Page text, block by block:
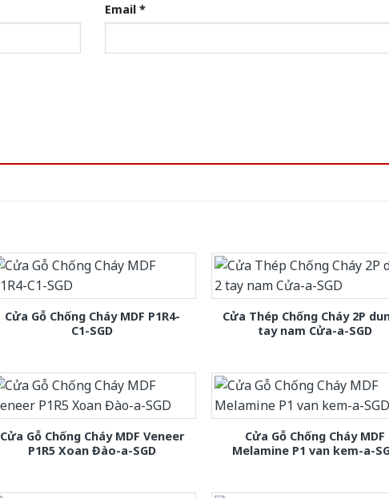
Email *
Cửa Gỗ Chống Cháy MDF P1R4-
C1-SGD
Cửa Thép Chống Cháy 2P
tay nam Cửa-a-SGD
Cửa Gỗ Chống Cháy MDF Veneer
P1R5 Xoan Đào-a-SGD
Cửa Gỗ Chống Cháy MDF
Melamine P1 van kem-a-